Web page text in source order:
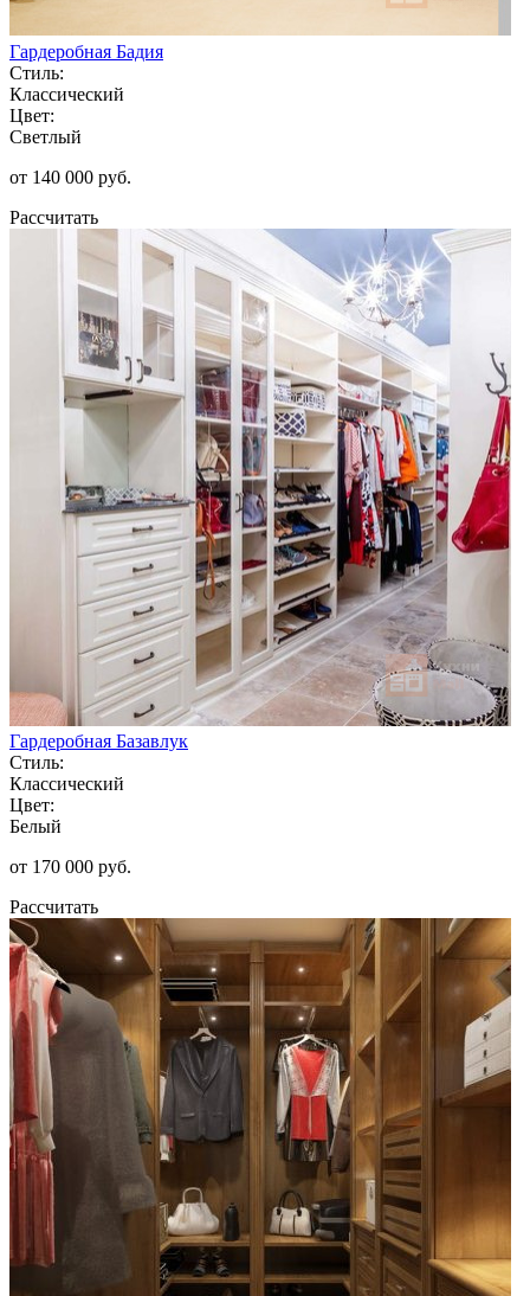
Гардеробная Бадия
Стиль:
Классический
Цвет:
Светлый
от 140 000 руб.
Рассчитать
Гардеробная Базавлук
Стиль:
Классический
Цвет:
Белый
от 170 000 руб.
Рассчитать